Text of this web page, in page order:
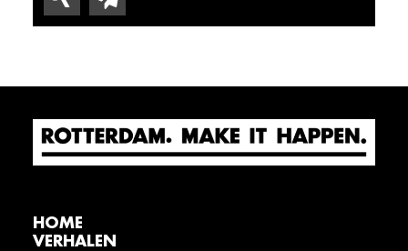
HOME
VERHALEN